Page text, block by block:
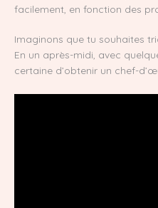
facilement, en fonction des
Imaginons que tu souhaites
En un après-midi, avec
certaine d’obtenir un chef-